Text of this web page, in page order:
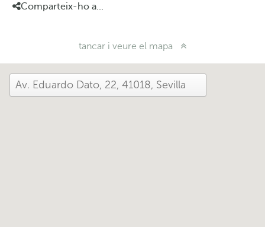
Comparteix-ho a...
tancar i veure el mapa